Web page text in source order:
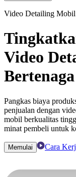
Video Detailing Mobil
Video
Pangkas biaya
penjualan dengan
mobil berkualitas
minat pembeli untuk
Memulai Cara